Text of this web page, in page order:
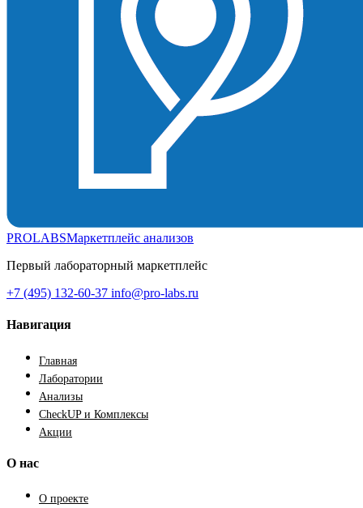
PROLABSМаркетплейс анализов
Первый лабораторный маркетплейс
+7 (495) 132-60-37 info@pro-labs.ru
Навигация
Главная
Лаборатории
Анализы
CheckUP и Комплексы
Акции
О нас
О проекте